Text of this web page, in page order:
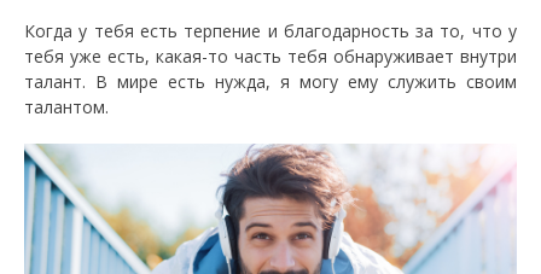
Когда у тебя есть терпение и благодарность за то, что у
тебя уже есть, какая-то часть тебя обнаруживает внутри
талант. В мире есть нужда, я могу ему служить своим
талантом.